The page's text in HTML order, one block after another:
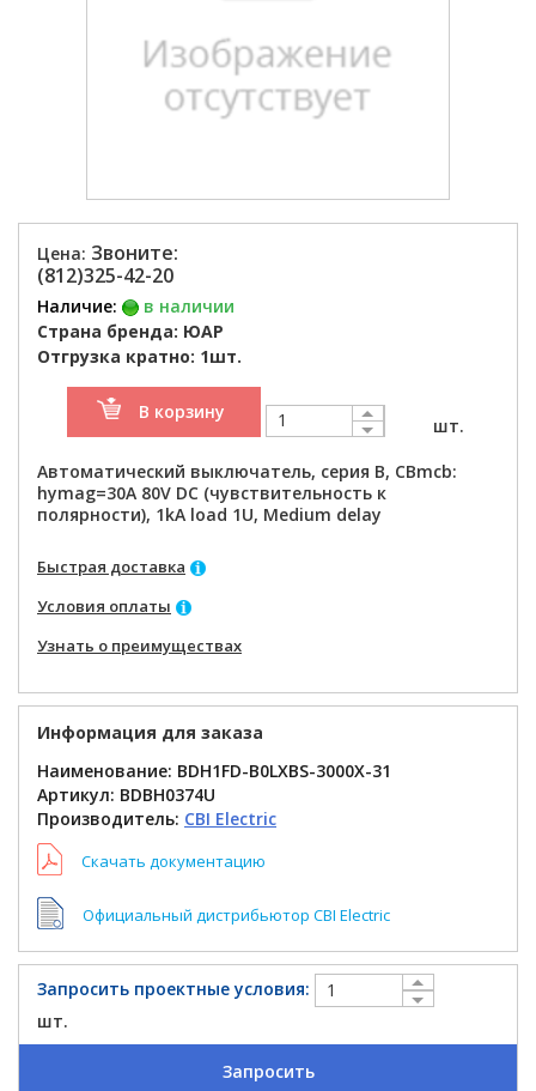
Цена: Звоните:
(812)325-42-20
Наличие:
в наличии
Страна бренда: ЮАР
Отгрузка кратно: 1шт.
В корзину
шт.
Автоматический выключатель, серия B, CBmcb:
hymag=30A 80V DC (чувствительность к
полярности), 1kA load 1U, Medium delay
Быстрая доставка
Условия оплаты
Узнать о преимуществах
Информация для заказа
Наименование: BDH1FD-B0LXBS-3000X-31
Артикул: BDBH0374U
Производитель: CBI Electric
Скачать документацию
Официальный дистрибьютор CBI Electric
Запросить проектные условия:
шт.
Запросить